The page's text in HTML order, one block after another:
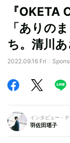
『OKETA
「ありの
ち。清川
2022.09.16 Fri
インタビュー・
羽佐田瑶子